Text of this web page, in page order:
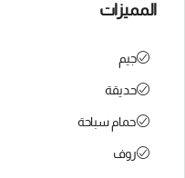
المميزات
جيم
حديقة
حمام سباحة
روف